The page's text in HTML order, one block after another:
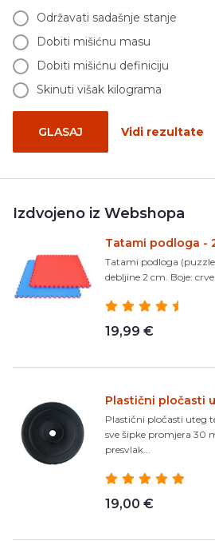
Održavati sadašnje stanje
Dobiti mišićnu masu
Dobiti mišićnu definiciju
Skinuti višak kilograma
GLASAJ Vidi rezultate
Izdvojeno iz Webshopa
Tatami podloga -
Tatami podloga
debljine 2 cm. Boje:
19,99 €
Plastični pločasti
Plastični pločasti uteg
sve šipke promjera 30
presvlak...
19,00 €